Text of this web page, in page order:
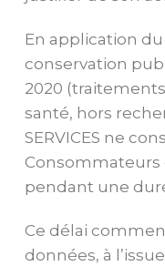
En application
conservation
2020
santé, hors
SERVICES ne
Consommateurs
pendant une
Ce délai
données, à